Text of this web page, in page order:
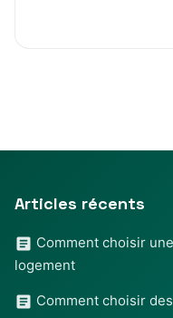
Articles récents
Comment choisir
logement
Comment choisir